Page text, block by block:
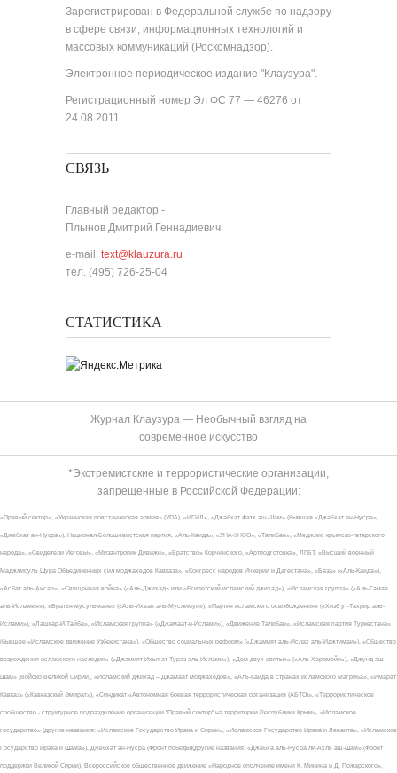
Зарегистрирован в Федеральной службе по надзору
в сфере связи, информационных технологий и
массовых коммуникаций (Роскомнадзор).
Электронное периодическое издание "Клаузура".
Регистрационный номер Эл ФС 77 — 46276 от
24.08.2011
СВЯЗЬ
Главный редактор -
Плынов Дмитрий Геннадиевич
e-mail: text@klauzura.ru
тел. (495) 726-25-04
СТАТИСТИКА
Журнал Клаузура — Необычный взгляд на
современное искусство
*Экстремистские и террористические организации,
запрещенные в Российской Федерации:
«Правый сектор», «Украинская повстанческая армия» (УПА), «ИГИЛ», «Джабхат Фатх аш-Шам» (бывшая «Джабхат ан-Нусра»,
«Джебхат ан-Нусра»), Национал-Большевистская партия, «Аль-Каида», «УНА-УНСО», «Талибан», «Меджлис крымско-татарского
народа», «Свидетели Иеговы», «Мизантропик Дивижн», «Братство» Корчинского, «Артподготовка», ЛГБТ, «Высший военный
Маджлисуль Шура Объединенных сил моджахедов Кавказа», «Конгресс народов Ичкерии и Дагестана», «База» («Аль-Каида»),
«Асбат аль-Ансар», «Священная война» («Аль-Джихад» или «Египетский исламский джихад»), «Исламская группа» («Аль-Гамаа
аль-Исламия»), «Братья-мусульмане» («Аль-Ихван аль-Муслимун»), «Партия исламского освобождения» («Хизб ут-Тахрир аль-
Ислами»), «Лашкар-И-Тайба», «Исламская группа» («Джамаат-и-Ислами»), «Движение Талибан», «Исламская партия Туркестана»
(бывшее «Исламское движение Узбекистана»), «Общество социальных реформ» («Джамият аль-Ислах аль-Иджтимаи»), «Общество
возрождения исламского наследия» («Джамият Ихья ат-Тураз аль-Ислами»), «Дом двух святых» («Аль-Харамейн»), «Джунд аш-
Шам» (Войско Великой Сирии), «Исламский джихад – Джамаат моджахедов», «Аль-Каида в странах исламского Магриба», «Имарат
Кавказ» («Кавказский Эмират»), «Синдикат «Автономная боевая террористическая организация (АБТО)», «Террористическое
сообщество - структурное подразделение организации "Правый сектор" на территории Республики Крым», «Исламское
государство» (другие названия: «Исламское Государство Ирака и Сирии», «Исламское Государство Ирака и Леванта», «Исламское
Государство Ирака и Шама»), Джебхат ан-Нусра (Фронт победы)(другие названия: «Джабха аль-Нусра ли-Ахль аш-Шам» (Фронт
поддержки Великой Сирии), Всероссийское общественное движение «Народное ополчение имени К. Минина и Д. Пожарского»,